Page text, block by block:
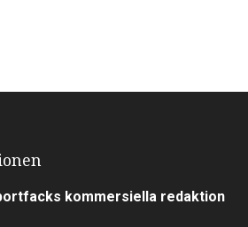
kommersiella redaktion